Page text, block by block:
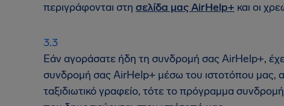
περιγράφονται στη σελίδα μας AirHelp+ και οι
Εάν αγοράσατε ήδη τη συνδρομή σας AirHelp+,
συνδρομή σας AirHelp+ μέσω του ιστοτόπου μας,
ταξιδιωτικό γραφείο, τότε το πρόγραμμα